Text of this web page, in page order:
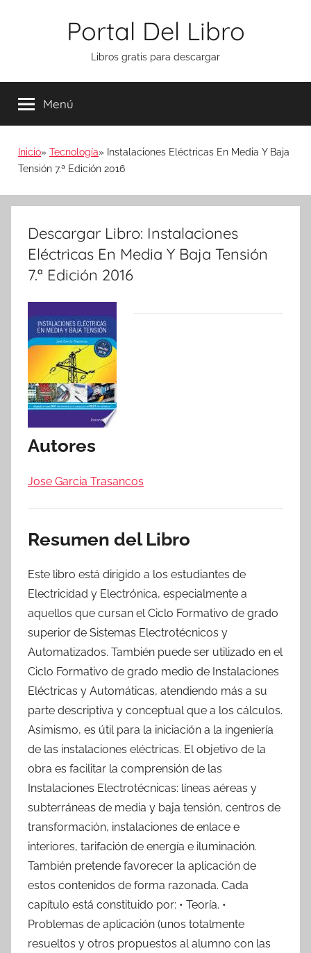
Portal Del Libro
Libros gratis para descargar
Menú
Inicio Tecnología
Instalaciones Eléctricas En Media Y Baja
Tensión 7.ª Edición 2016
Descargar Libro: Instalaciones
Eléctricas En Media Y Baja Tensión
7.ª Edición 2016
Autores
Jose Garcia Trasancos
Resumen del Libro
Este libro está dirigido a los estudiantes de
Electricidad y Electrónica, especialmente a
aquellos que cursan el Ciclo Formativo de grado
superior de Sistemas Electrotécnicos y
Automatizados. También puede ser utilizado en el
Ciclo Formativo de grado medio de Instalaciones
Eléctricas y Automáticas, atendiendo más a su
parte descriptiva y conceptual que a los cálculos.
Asimismo, es útil para la iniciación a la ingeniería
de las instalaciones eléctricas. El objetivo de la
obra es facilitar la comprensión de las
Instalaciones Electrotécnicas: líneas aéreas y
subterráneas de media y baja tensión, centros de
transformación, instalaciones de enlace e
interiores, tarifación de energía e iluminación.
También pretende favorecer la aplicación de
estos contenidos de forma razonada. Cada
capítulo está constituido por: • Teoría. •
Problemas de aplicación (unos totalmente
resueltos y otros propuestos al alumno con las